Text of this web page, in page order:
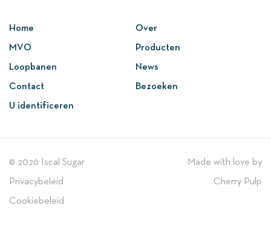
Home Over
MVO Producten
Loopbanen News
Contact Bezoeken
U identificeren
© 2026 Iscal Sugar
Privacybeleid
Cookiebeleid
Made with love by
Cherry Pulp